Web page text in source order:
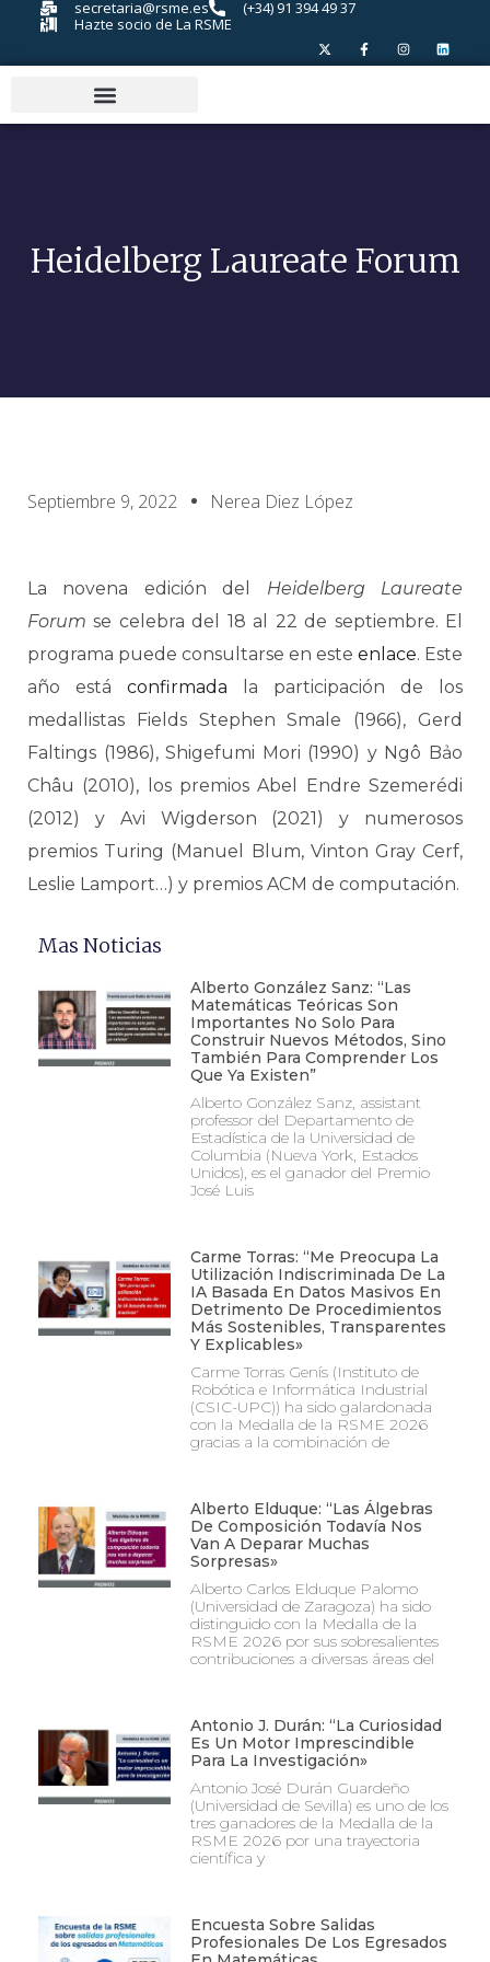
secretaria@rsme.es
(+34) 91 394 49 37
Hazte socio de La RSME
Heidelberg Laureate Forum
Septiembre 9, 2022 Nerea Diez López
La novena edición del Heidelberg Laureate
Forum se celebra del 18 al 22 de septiembre. El
programa puede consultarse en este enlace. Este
año está confirmada la participación de los
medallistas Fields Stephen Smale (1966), Gerd
Faltings (1986), Shigefumi Mori (1990) y Ngô Bảo
Châu (2010), los premios Abel Endre Szemerédi
(2012) y Avi Wigderson (2021) y numerosos
premios Turing (Manuel Blum, Vinton Gray Cerf,
Leslie Lamport…) y premios ACM de computación.
Mas Noticias
Alberto González Sanz: “Las
Matemáticas Teóricas Son
Importantes No Solo Para
Construir Nuevos Métodos, Sino
También Para Comprender Los
Que Ya Existen”
Alberto González Sanz, assistant
professor del Departamento de
Estadística de la Universidad de
Columbia (Nueva York, Estados
Unidos), es el ganador del Premio
José Luis
Carme Torras: “Me Preocupa La
Utilización Indiscriminada De La
IA Basada En Datos Masivos En
Detrimento De Procedimientos
Más Sostenibles, Transparentes
Y Explicables»
Carme Torras Genís (Instituto de
Robótica e Informática Industrial
(CSIC-UPC)) ha sido galardonada
con la Medalla de la RSME 2026
gracias a la combinación de
Alberto Elduque: “Las Álgebras
De Composición Todavía Nos
Van A Deparar Muchas
Sorpresas»
Alberto Carlos Elduque Palomo
(Universidad de Zaragoza) ha sido
distinguido con la Medalla de la
RSME 2026 por sus sobresalientes
contribuciones a diversas áreas del
Antonio J. Durán: “La Curiosidad
Es Un Motor Imprescindible
Para La Investigación»
Antonio José Durán Guardeño
(Universidad de Sevilla) es uno de los
tres ganadores de la Medalla de la
RSME 2026 por una trayectoria
científica y
Encuesta Sobre Salidas
Profesionales De Los Egresados